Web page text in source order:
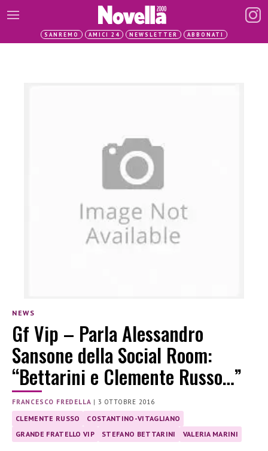
SANREMO AMICI 24 NEWSLETTER ABBONATI
NEWS
Gf Vip – Parla Alessandro
Sansone della Social Room:
“Bettarini e Clemente Russo…”
FRANCESCO FREDELLA | 3 OTTOBRE 2016
CLEMENTE RUSSO
COSTANTINO-VITAGLIANO
GRANDE FRATELLO VIP
STEFANO BETTARINI VALERIA MARINI